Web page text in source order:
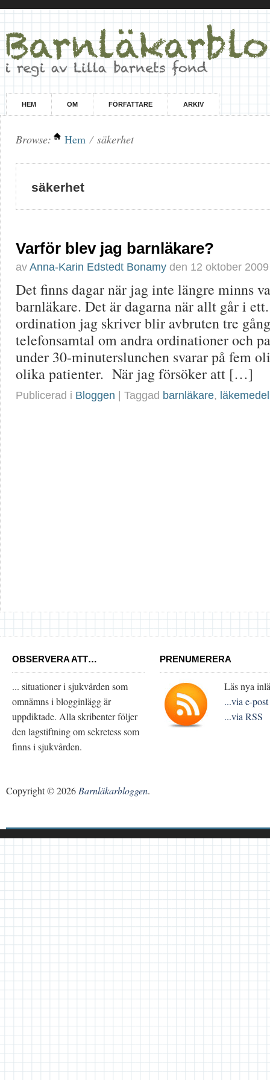
HEM OM FÖRFATTARE ARKIV
Browse: Hem / säkerhet
säkerhet
Varför blev jag barnläkare?
av Anna-Karin Edstedt Bonamy den 12 oktober 2009
Det finns dagar när jag inte längre minns
barnläkare. Det är dagarna när allt går i
ordination jag skriver blir avbruten tre
telefonsamtal om andra ordinationer och
under 30-minuterslunchen svarar på fem
olika patienter. När jag försöker att […]
Publicerad i Bloggen | Taggad barnläkare, läkemedel
OBSERVERA ATT…
... situationer i sjukvården som
omnämns i blogginlägg är
uppdiktade. Alla skribenter följer
den lagstiftning om sekretess som
finns i sjukvården.
PRENUMERERA
Läs nya
...via e-post
...via RSS
Copyright © 2026 Barnläkarbloggen.